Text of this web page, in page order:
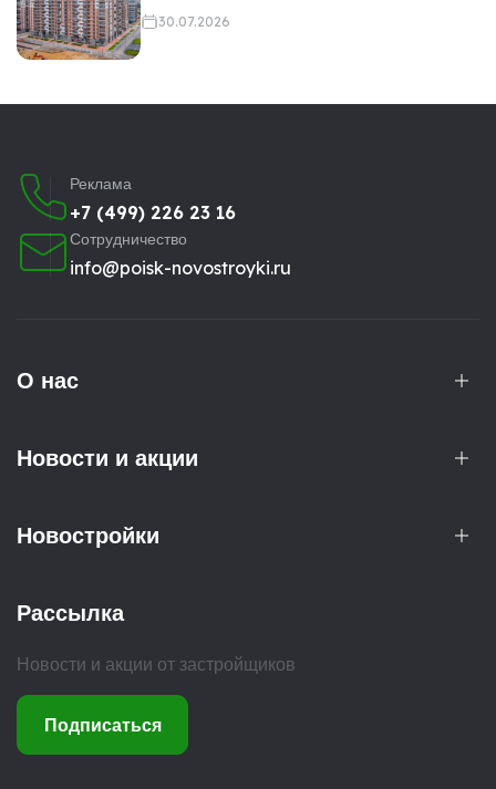
30.07.2026
Реклама
+7 (499) 226 23 16
Сотрудничество
info@poisk-novostroyki.ru
О нас
Новости и акции
Новостройки
Рассылка
Новости и акции от застройщиков
Подписаться